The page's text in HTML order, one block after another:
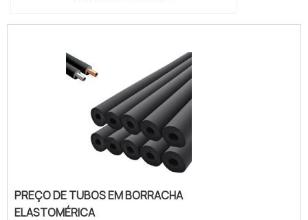
PREÇO DE TUBOS EM BORRACHA
ELASTOMÉRICA